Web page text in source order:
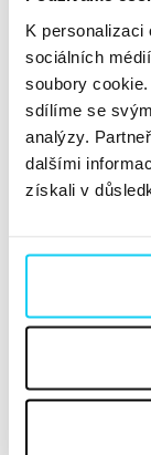
K
sociálních
soubory
sdílíme se
analýzy.
dalšími
získali v
o 3,1 km dál.
Číst dále »
Jaká byla
od Googlu?
Letos slavíme
digitálních
určitě. Proto